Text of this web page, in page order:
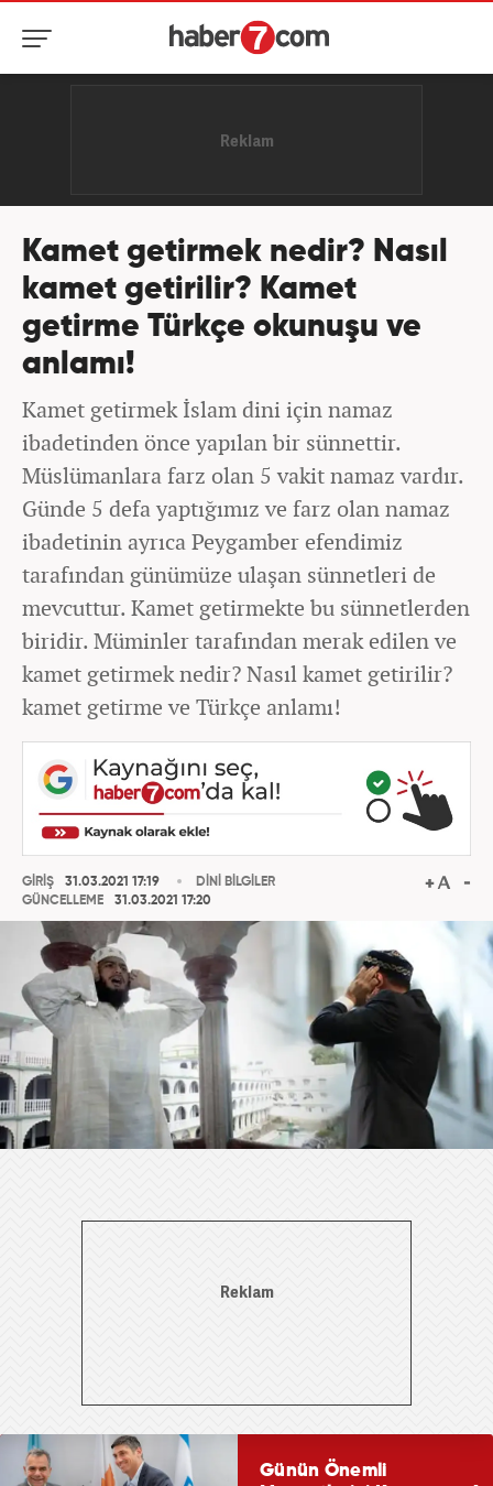
Kamet getirmek nedir? Nasıl
kamet getirilir? Kamet
getirme Türkçe okunuşu ve
anlamı!
Kamet getirmek İslam dini için namaz
ibadetinden önce yapılan bir sünnettir.
Müslümanlara farz olan 5 vakit namaz vardır.
Günde 5 defa yaptığımız ve farz olan namaz
ibadetinin ayrıca Peygamber efendimiz
tarafından günümüze ulaşan sünnetleri de
mevcuttur. Kamet getirmekte bu sünnetlerden
biridir. Müminler tarafından merak edilen ve
kamet getirmek nedir? Nasıl kamet getirilir?
kamet getirme ve Türkçe anlamı!
GİRİŞ
31.03.2021 17:19
GÜNCELLEME
31.03.2021 17:20
DİNİ BİLGİLER